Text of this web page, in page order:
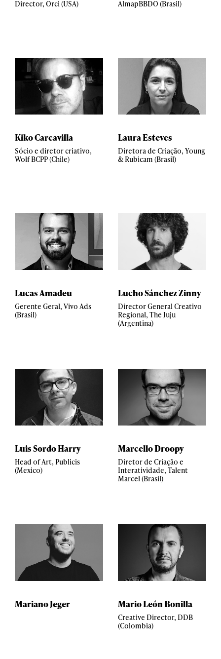
Director, Orci (USA)
AlmapBBDO (Brasil)
Kiko Carcavilla
Sócio e diretor criativo,
Wolf BCPP (Chile)
Laura Esteves
Diretora de Criação, Young
& Rubicam (Brasil)
Lucas Amadeu
Gerente Geral, Vivo Ads
(Brasil)
Lucho Sánchez Zinny
Director General Creativo
Regional, The Juju
(Argentina)
Luis Sordo Harry
Head of Art, Publicis
(Mexico)
Marcello Droopy
Diretor de Criação e
Interatividade, Talent
Marcel (Brasil)
Mariano Jeger Mario León Bonilla
Creative Director, DDB
(Colombia)